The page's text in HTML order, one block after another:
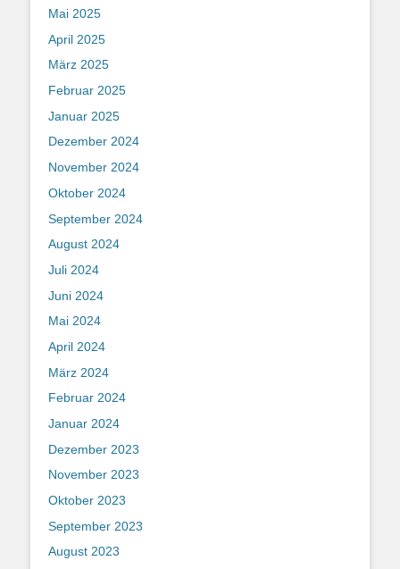
Mai 2025
April 2025
März 2025
Februar 2025
Januar 2025
Dezember 2024
November 2024
Oktober 2024
September 2024
August 2024
Juli 2024
Juni 2024
Mai 2024
April 2024
März 2024
Februar 2024
Januar 2024
Dezember 2023
November 2023
Oktober 2023
September 2023
August 2023